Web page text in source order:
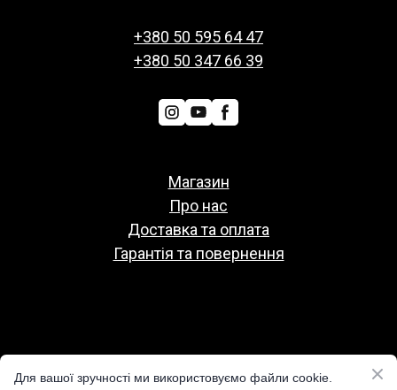
+380 50 595 64 47
+380 50 347 66 39
Магазин
Про нас
Доставка та оплата
Гарантія та повернення
Политіка конфіденційності
Для вашої зручності ми використовуємо файли cookie.